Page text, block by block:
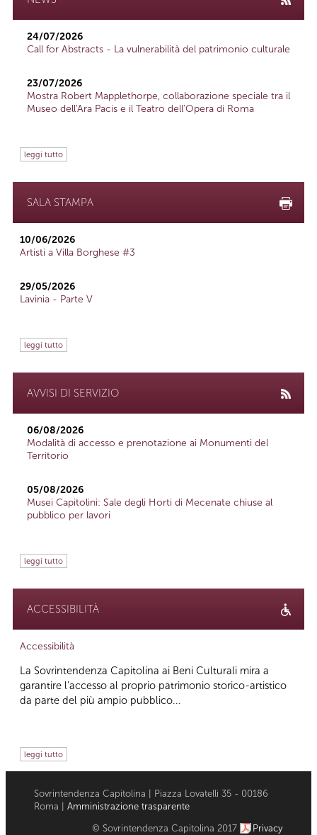
24/07/2026
Call for Abstracts - La vulnerabilità del patrimonio culturale
23/07/2026
Mostra Robert Mapplethorpe, collaborazione speciale tra il
Museo dell'Ara Pacis e il Teatro dell'Opera di Roma
leggi tutto
SALA STAMPA
10/06/2026
Artisti a Villa Borghese #3
29/05/2026
Lavinia - Parte V
leggi tutto
AVVISI DI SERVIZIO
06/08/2026
Modalità di accesso e prenotazione ai Monumenti del
Territorio
05/08/2026
Musei Capitolini: Sale degli Horti di Mecenate chiuse al
pubblico per lavori
leggi tutto
ACCESSIBILITÀ
Accessibilità
La Sovrintendenza Capitolina ai Beni Culturali mira a
garantire l’accesso al proprio patrimonio storico-artistico
da parte del più ampio pubblico...
leggi tutto
Sovrintendenza Capitolina | Piazza Lovatelli 35 - 00186
Roma | Amministrazione trasparente
© Sovrintendenza Capitolina 2017 Privacy